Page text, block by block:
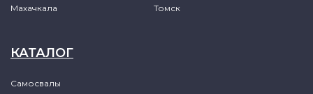
Махачкала Томск
КАТАЛОГ
Самосвалы